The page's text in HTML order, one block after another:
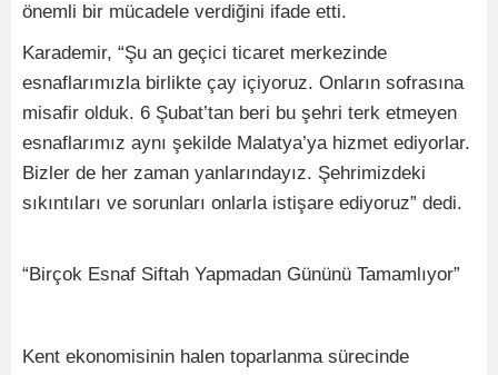
önemli bir mücadele verdiğini ifade etti.
Karademir, “Şu an geçici ticaret merkezinde
esnaflarımızla birlikte çay içiyoruz. Onların sofrasına
misafir olduk. 6 Şubat’tan beri bu şehri terk etmeyen
esnaflarımız aynı şekilde Malatya’ya hizmet ediyorlar.
Bizler de her zaman yanlarındayız. Şehrimizdeki
sıkıntıları ve sorunları onlarla istişare ediyoruz” dedi.
“Birçok Esnaf Siftah Yapmadan Gününü Tamamlıyor”
Kent ekonomisinin halen toparlanma sürecinde